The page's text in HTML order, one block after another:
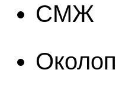
СМЖ